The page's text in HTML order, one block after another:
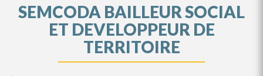
SEMCODA BAILLEUR SOCIAL
ET DEVELOPPEUR DE
TERRITOIRE